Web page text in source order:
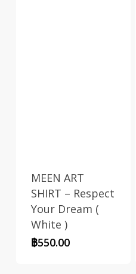
MEEN ART
SHIRT – Respect
Your Dream (
White )
฿550.00